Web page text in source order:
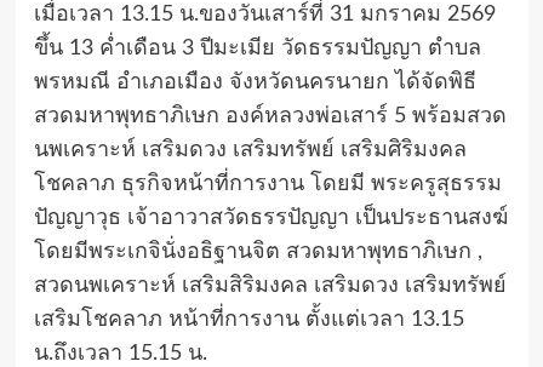
เมื่อเวลา 13.15 น.ของวันเสาร์ที่ 31 มกราคม 2569
ขึ้น 13 ค่ำเดือน 3 ปีมะเมีย วัดธรรมปัญญา ตำบล
พรหมณี อำเภอเมือง จังหวัดนครนายก ได้จัดพิธี
สวดมหาพุทธาภิเษก องค์หลวงพ่อเสาร์ 5 พร้อมสวด
นพเคราะห์ เสริมดวง เสริมทรัพย์ เสริมศิริมงคล
โชคลาภ ธุรกิจหน้าที่การงาน โดยมี พระครูสุธรรม
ปัญญาวุธ เจ้าอาวาสวัดธรรปัญญา เป็นประธานสงฆ์
โดยมีพระเกจินั่งอธิฐานจิต สวดมหาพุทธาภิเษก ,
สวดนพเคราะห์ เสริมสิริมงคล เสริมดวง เสริมทรัพย์
เสริมโชคลาภ หน้าที่การงาน ตั้งแต่เวลา 13.15
น.ถึงเวลา 15.15 น.